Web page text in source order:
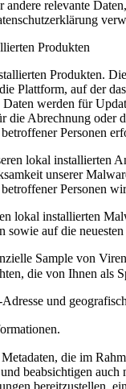
relevante
Produkten
Produkten.
Plattform, auf der
werden für
die Abrechnung oder
Personen
lokal installierten
unserer
Personen
lokal installierten
auf die
Sample von
die von Ihnen als
und
die im
beabsichtigen
bereitzustellen,